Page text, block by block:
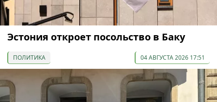
Эстония откроет посольство в Баку
ПОЛИТИКА 04 АВГУСТА 2026 17:51